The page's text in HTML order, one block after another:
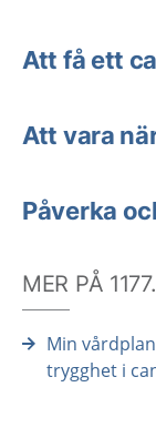
Att få ett
Att vara
Påverka
MER PÅ
Min
trygghet i